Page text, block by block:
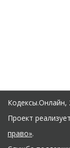
Кодексы.Онлайн,
Проект
право».